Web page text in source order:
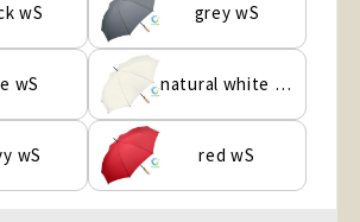
wS grey wS
wS natural white wS
wS red wS